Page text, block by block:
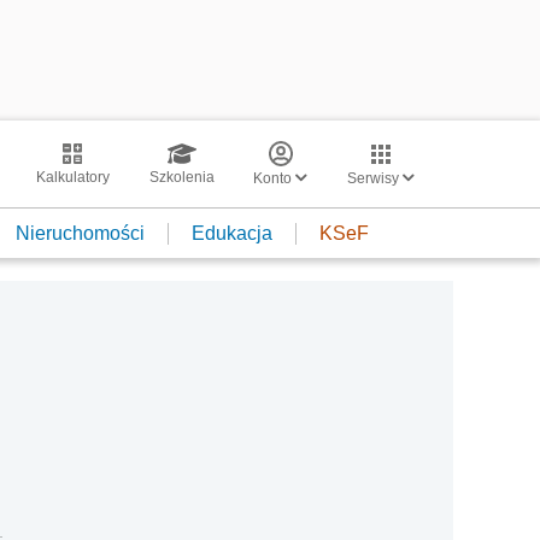
Kalkulatory Szkolenia Konto Serwisy
Nieruchomości Edukacja KSeF